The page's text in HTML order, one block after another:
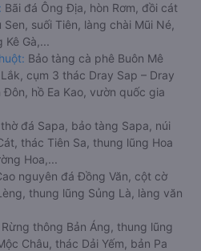
Bãi đá Ông Địa, hòn Rơm, đồi cát
suối Tiên, làng chài Mũi Né,
Kê Gà,...
Bảo tàng cà phê Buôn Mê
cụm 3 thác Dray Sap – Dray
Đôn, hồ Ea Kao, vườn quốc gia
đá Sapa, bảo tàng Sapa, núi
thác Tiên Sa, thung lũng Hoa
Hoa,...
nguyên đá Đồng Văn, cột cờ
thung lũng Sủng Là, làng văn
Rừng thông Bản Áng, thung lũng
Châu, thác Dải Yếm, bản Pa